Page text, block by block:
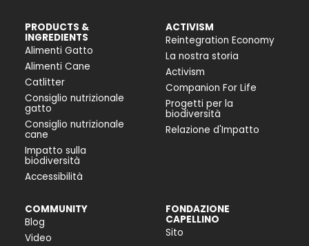
PRODUCTS &
INGREDIENTS
Alimenti Gatto
Alimenti Cane
Catlitter
Consiglio nutrizionale
gatto
Consiglio nutrizionale
cane
Impatto sulla
biodiversità
Accessibilità
ACTIVISM
Reintegration Economy
La nostra storia
Activism
Companion For Life
Progetti per la
biodiversità
Relazione d'Impatto
COMMUNITY
Blog
Video
FONDAZIONE
CAPELLINO
Sito